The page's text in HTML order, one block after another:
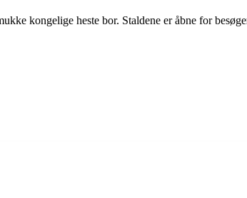
kongelige heste bor. Staldene er åbne for